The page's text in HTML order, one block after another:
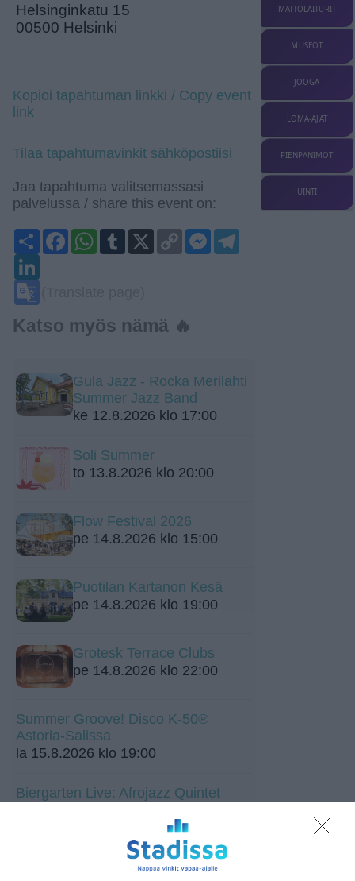
Helsinginkatu 15
00500 Helsinki
Kopioi tapahtuman linkki / Copy event
link
Tilaa tapahtumavinkit sähköpostiisi
Jaa tapahtuma valitsemassasi
palvelussa / share this event on:
ShareFacebookWhatsApp
Tumblr
X
Copy
Link
Messenger
Katso myös nämä 🔥
Gula Jazz - Rocka Merilahti
Summer Jazz Band
ke 12.8.2026 klo 17:00
Soli Summer
to 13.8.2026 klo 20:00
Flow Festival 2026
pe 14.8.2026 klo 15:00
Puotilan Kartanon Kesä
pe 14.8.2026 klo 19:00
Grotesk Terrace Clubs
pe 14.8.2026 klo 22:00
Summer Groove! Disco K-50®
Astoria-Salissa
la 15.8.2026 klo 19:00
Biergarten Live: Afrojazz Quintet
Jazzy Jam Sunday
MATTOLAITURIT
MUSEOT
JOOGA
LOMA-AJAT
PIENPANIMOT
UINTI